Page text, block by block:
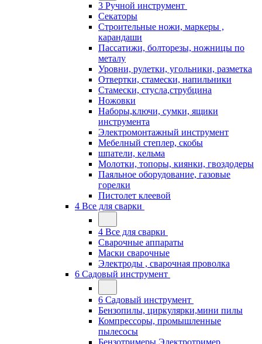
3 Ручной инструмент
Cекаторы
Строительные ножи, маркеры ,
карандаши
Пассатижи, болторезы, ножницы по
металу
Уровни, рулетки, угольники, разметка
Отвертки, стамески, напильники
Стамески, стусла,струбцина
Ножовки
Наборы,ключи, сумки, ящики
инструмента
Электромонтажный инструмент
Мебелный степлер, скобы
шпатели, кельма
Молотки, топоры, киянки, гвоздодеры
Паяльное оборудование, газовые
горелки
Пистолет клеевой
4 Все для сварки
4 Все для сварки
Сварочные аппараты
Маски сварочные
Электроды , сварочная проволка
6 Садовый инструмент
6 Садовый инструмент
Бензопилы, циркулярки,мини пилы
Компрессоры, промышленные
пылесосы
Бензотримеры,Электротример,